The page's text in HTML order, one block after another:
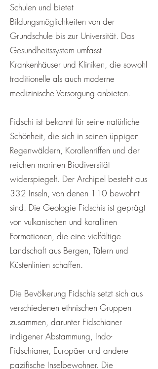
Schulen und bietet
Bildungsmöglichkeiten von der
Grundschule bis zur Universität. Das
Gesundheitssystem umfasst
Krankenhäuser und Kliniken, die sowohl
traditionelle als auch moderne
medizinische Versorgung anbieten.
Fidschi ist bekannt für seine natürliche
Schönheit, die sich in seinen üppigen
Regenwäldern, Korallenriffen und der
reichen marinen Biodiversität
widerspiegelt. Der Archipel besteht aus
332 Inseln, von denen 110 bewohnt
sind. Die Geologie Fidschis ist geprägt
von vulkanischen und korallinen
Formationen, die eine vielfältige
Landschaft aus Bergen, Tälern und
Küstenlinien schaffen.
Die Bevölkerung Fidschis setzt sich aus
verschiedenen ethnischen Gruppen
zusammen, darunter Fidschianer
indigener Abstammung, Indo-
Fidschianer, Europäer und andere
pazifische Inselbewohner. Die